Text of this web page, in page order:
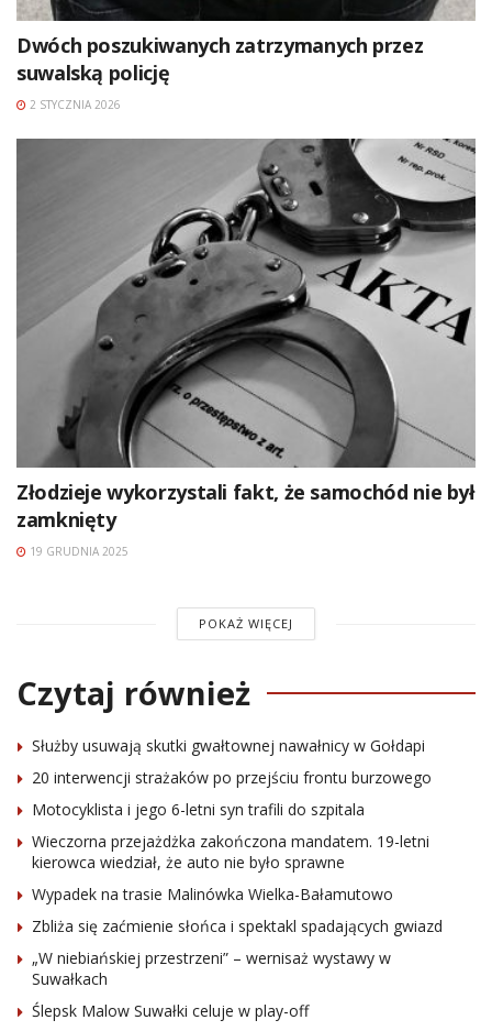
Dwóch poszukiwanych zatrzymanych przez
suwalską policję
2 STYCZNIA 2026
Złodzieje wykorzystali fakt, że samochód nie był
zamknięty
19 GRUDNIA 2025
POKAŻ WIĘCEJ
Czytaj również
Służby usuwają skutki gwałtownej nawałnicy w Gołdapi
20 interwencji strażaków po przejściu frontu burzowego
Motocyklista i jego 6-letni syn trafili do szpitala
Wieczorna przejażdżka zakończona mandatem. 19-letni
kierowca wiedział, że auto nie było sprawne
Wypadek na trasie Malinówka Wielka-Bałamutowo
Zbliża się zaćmienie słońca i spektakl spadających gwiazd
„W niebiańskiej przestrzeni” – wernisaż wystawy w
Suwałkach
Ślepsk Malow Suwałki celuje w play-off